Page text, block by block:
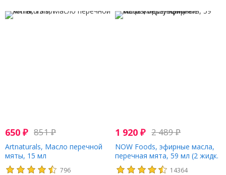
650 ₽ 851₽
Artnaturals, Масло перечной
мяты, 15 мл
796
1 920₽ 2 489₽
NOW Foods, эфирные масла,
перечная мята, 59 мл (2 жидк.
унции)
14364